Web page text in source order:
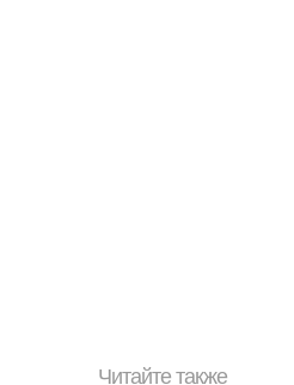
Читайте также